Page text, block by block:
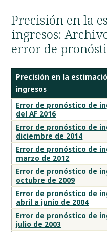
Precisión en la
ingresos:
error de
Documentos
de
precisión
en
la
estimación
de
ingresos
Precisión en la
ingresos
Error de pronóstico de
del AF 2016
Error de pronóstico de
diciembre de 2014
Error de pronóstico de
marzo de 2012
Error de pronóstico de
octubre de 2009
Error de pronóstico de
abril a junio de 2004
Error de pronóstico de
julio de 2003